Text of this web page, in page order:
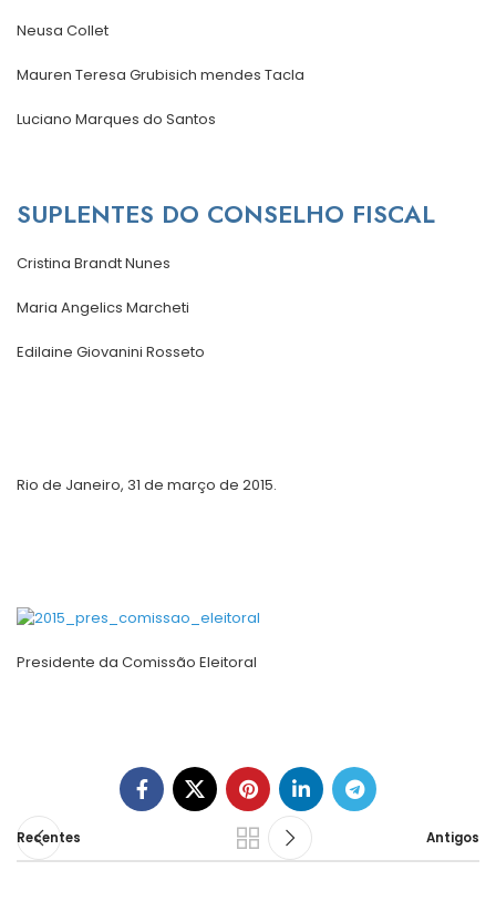
Neusa Collet
Mauren Teresa Grubisich mendes Tacla
Luciano Marques do Santos
SUPLENTES DO CONSELHO FISCAL
Cristina Brandt Nunes
Maria Angelics Marcheti
Edilaine Giovanini Rosseto
Rio de Janeiro, 31 de março de 2015.
Presidente da Comissão Eleitoral
Recentes Antigos